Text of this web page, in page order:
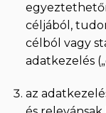
céljából,
célból vagy
adatkezelés
az